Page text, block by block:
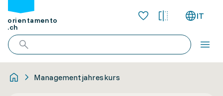
orientamento
.ch
IT
Managementjahreskurs